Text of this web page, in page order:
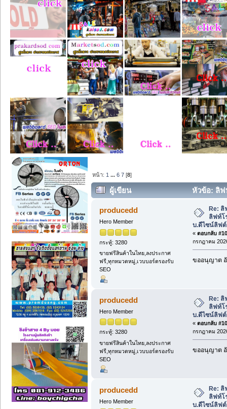
หน้า: 1 ...6 7 [8]
ผู้เขียน
หัวข้อ: ลิฟ
กระจก : บ.ดีไซน์ลิฟต์ เอ็นจิเนียริ่ง จำกั
producedd
Hero Member
กระทู้: 3280
ขายฟรีสินค้าในไทย,ลงประกาศ
ฟรี,ทุกหมวดหมู่,เวบบอร์ดรองรับ
SEO
Re:
ลิฟท์โ
บ.ดีไซน์ลิฟต์
« ตอบกลับ
กรกฎาคม
ขออนุญาต
producedd
Hero Member
กระทู้: 3280
ขายฟรีสินค้าในไทย,ลงประกาศ
ฟรี,ทุกหมวดหมู่,เวบบอร์ดรองรับ
SEO
Re:
ลิฟท์โ
บ.ดีไซน์ลิฟต์
« ตอบกลับ
กรกฎาคม
ขออนุญาต
producedd
Hero Member
Re:
ลิฟท์โ
บ.ดีไซน์ลิฟต์